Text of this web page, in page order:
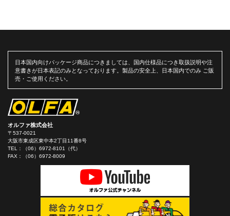
日本国内向けパッケージ商品につきましては、国内仕様品につき取扱説明や注
意書きが日本表記のみとなっております。製品の安全上、日本国内でのみ ご販
売・ご使用ください。
オルファ株式会社
〒537-0021
大阪市東成区東中本2丁目11番8号
TEL：
（06）6972-8101（代）
FAX：（06）6972-8009